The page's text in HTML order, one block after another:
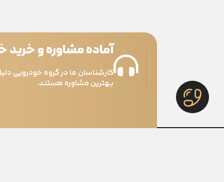
آماده مشاوره و
کارشناسان ما در گروه خودرویی
بهترین مشاوره هستند.